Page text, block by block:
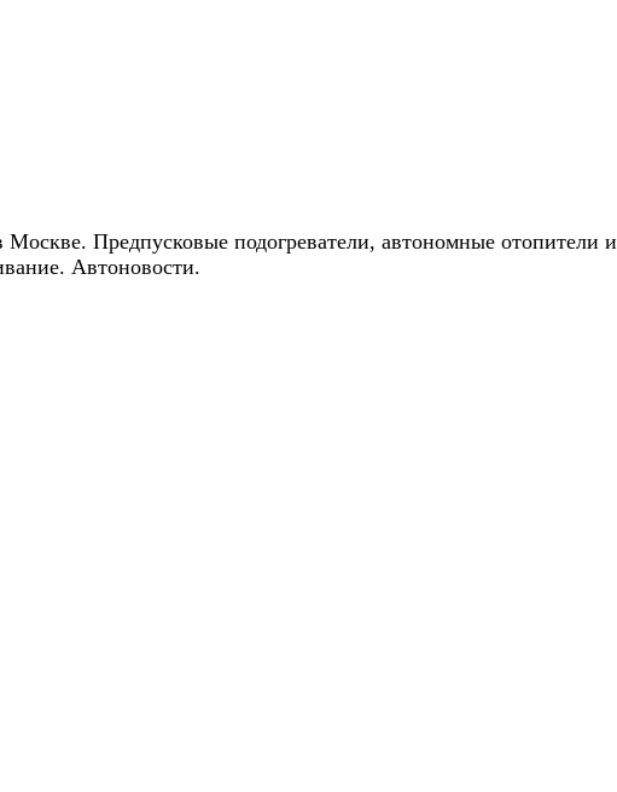
Предпусковые подогреватели, автономные отопители и
Автоновости.